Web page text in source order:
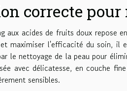
correcte
aux acides de fruits doux repose
maximiser l'efficacité du soin, il
le nettoyage de la peau pour
avec délicatesse, en couche
sensibles.